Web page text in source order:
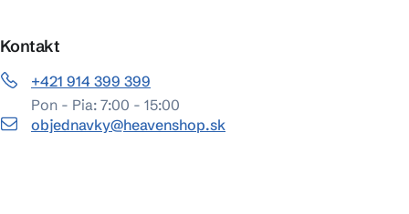
Kontakt
+421 914 399 399
Pon - Pia: 7:00 - 15:00
objednavky@heavenshop.sk